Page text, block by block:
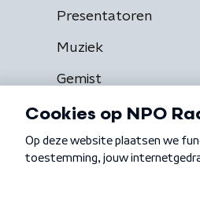
Presentatoren
Muziek
Gemist
Algemene voorwaarden